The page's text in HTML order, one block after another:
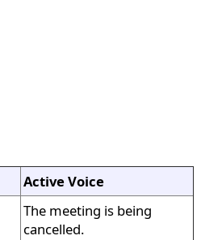
Active Voice
The meeting is being
cancelled.